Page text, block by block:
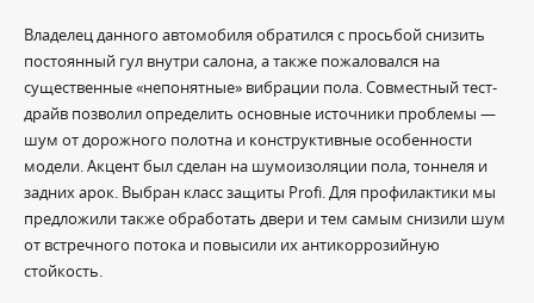
Владелец данного автомобиля обратился с просьбой снизить
постоянный гул внутри салона, а также пожаловался на
существенные «непонятные» вибрации пола. Совместный тест-
драйв позволил определить основные источники проблемы —
шум от дорожного полотна и конструктивные особенности
модели. Акцент был сделан на шумоизоляции пола, тоннеля и
задних арок. Выбран класс защиты Profi. Для профилактики мы
предложили также обработать двери и тем самым снизили шум
от встречного потока и повысили их антикоррозийную
стойкость.